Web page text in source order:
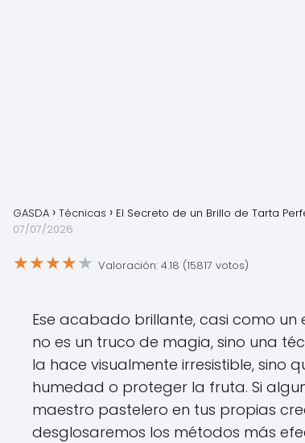
GASDA Técnicas
El Secreto de un Brillo de Tarta
07/07/2026
★★★★★ Valoración: 4.18 (15817 votos)
Ese acabado brillante, casi como
no es un truco de magia, sino una
la hace visualmente irresistible, sino
humedad o proteger la fruta. Si
maestro pastelero en tus propias
desglosaremos los métodos más